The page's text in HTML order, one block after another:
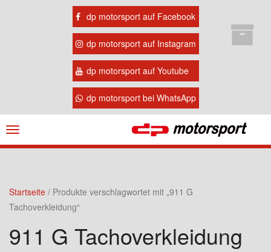
dp motorsport auf Facebook
dp motorsport auf Instagram
dp motorsport auf Youtube
dp motorsport bei WhatsApp
Navigation
ein-/ausblenden
Startseite / Produkte verschlagwortet mit „911 G
Tachoverkleidung“
911 G Tachoverkleidung